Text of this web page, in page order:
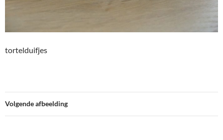
tortelduifjes
Volgende afbeelding